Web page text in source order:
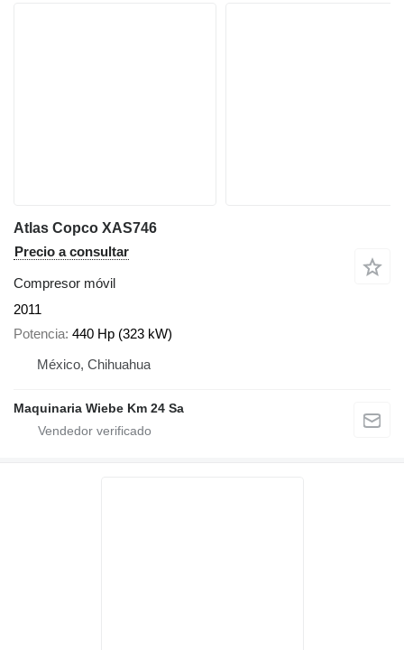
Atlas Copco XAS746
Precio a consultar
Compresor móvil
2011
Potencia 440 Hp (323 kW)
México, Chihuahua
Maquinaria Wiebe Km 24 Sa